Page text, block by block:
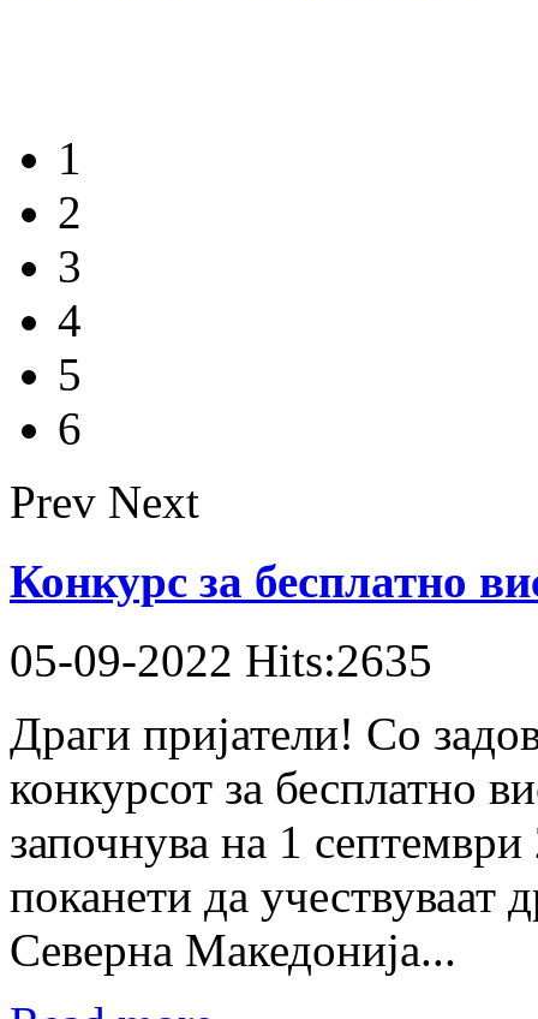
1
2
3
4
5
6
Prev Next
Конкурс за бесплатно
05-09-2022 Hits:2635
Драги пријатели! Со
конкурсот за бесплатно
започнува на 1
поканети да учествуваат
Северна Македонија...